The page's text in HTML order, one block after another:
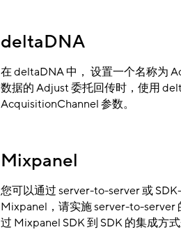
deltaDNA
在 deltaDNA 中， 设置一个名称为
数据的 Adjust 委托回传时，使用
AcquisitionChannel 参数。
Mixpanel
您可以通过 server-to-server 或
Mixpanel，请实施 server-to-server
过 Mixpanel SDK 到 SDK 的集成方式